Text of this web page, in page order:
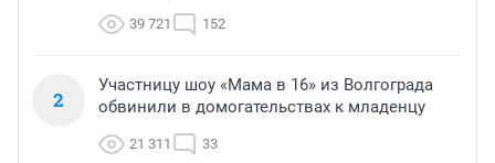
39 721 152
2
Участницу шоу «Мама в 16» из Волгограда
обвинили в домогательствах к младенцу
21 311 33